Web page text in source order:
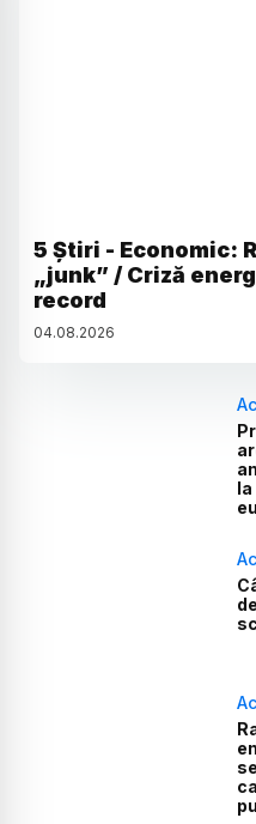
5 Știri - Economic:
„junk” / Criză
record
04.08.2026